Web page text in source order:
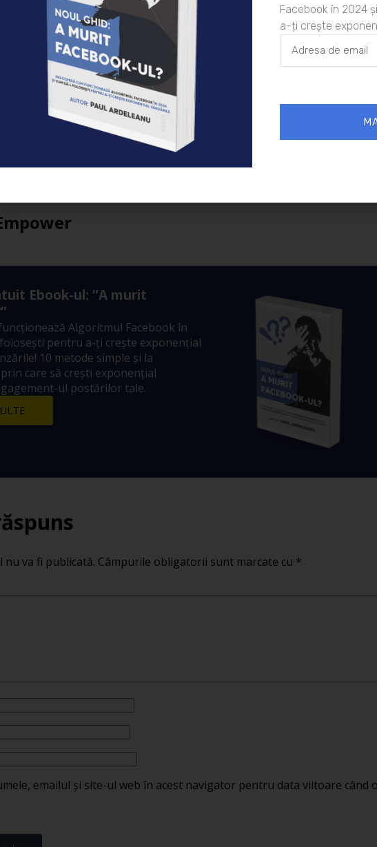
stres si a sindromului „burn-out”.
se desfasoara in prezent in peste 45 de tari
au participat la un seminar organizat de echipa lui Brandon Bays.
Journey Intensive. Vino cu noi in “Calatoria” care iti transforma
pe
www.thejourney-romania.com!
Echipa The Journey Romania
18/08/2014 Noutati
Ebook-ul: ”A murit
Algoritmul Facebook în
pentru a-ți crește exponențial
10 metode simple și la
care să crești exponențial
ul postărilor tale.
nu va fi publicată. Câmpurile obligatorii sunt marcate cu *
emailul și site-ul web în acest navigator pentru data viitoare când
Facebook în 2024
a-ți crește